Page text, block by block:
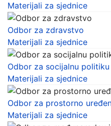
Materijali za sjednice
Odbor za zdravstvo
Materijali za sjednice
Odbor za socijalnu politiku
Materijali za sjednice
Odbor za prostorno
Materijali za sjednice